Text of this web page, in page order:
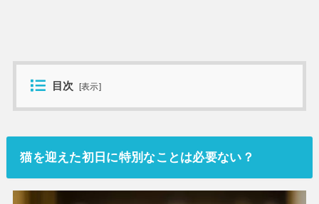
目次 [表示]
猫を迎えた初日に特別なことは必要ない？